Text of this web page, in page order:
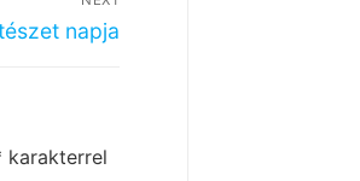
napja
karakterrel